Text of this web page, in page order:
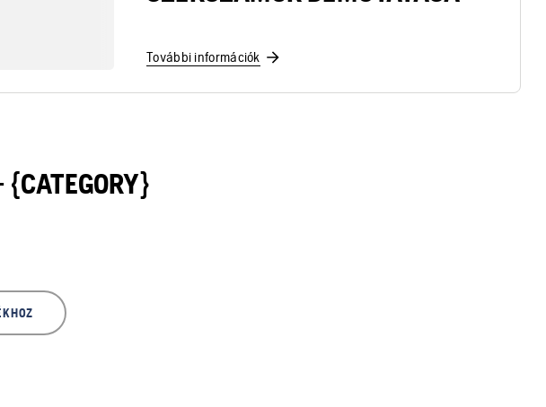
További információk
{CATEGORY}